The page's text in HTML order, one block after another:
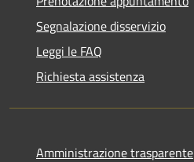
Segnalazione disservizio
Leggi le FAQ
Richiesta assistenza
Amministrazione trasparente